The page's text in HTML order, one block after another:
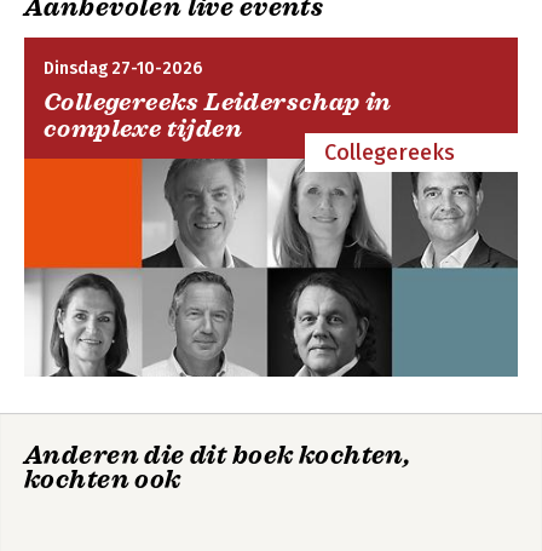
9
8. Hoe zouden huwelijksvermogensrechtelijke
schuldverhoudingen behandeld moeten worden? / 10
9. Drie benaderingen van schuldverhoudingen onder artikel 15
SW / 12
10. Afsluiting / 16
11. Dankwoord / 17
Serie Ars Notariatus 1952-2023 / 19
Aanbevolen live events
Dinsdag 27-10-2026
Collegereeks Leiderschap in
complexe tijden
Collegereeks
Anderen die dit boek kochten,
kochten ook